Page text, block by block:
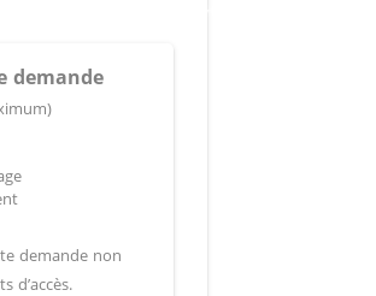
demande
demande non
d’accès.